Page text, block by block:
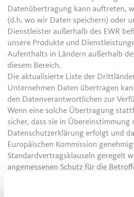
Datenübertragung kann auftreten,
(d.h. wo wir Daten speichern) oder
Dienstleister außerhalb des EWR
unsere Produkte und
Aufenthalts in Ländern außerhalb
diesem Bereich.
Die aktualisierte Liste der
Unternehmen Daten übertragen
den Datenverantwortlichen zur
Wenn eine solche Übertragung
sicher, dass sie in Übereinstimmung
Datenschutzerklärung erfolgt und
Europäischen Kommission
Standardvertragsklauseln geregelt
angemessenen Schutz für die